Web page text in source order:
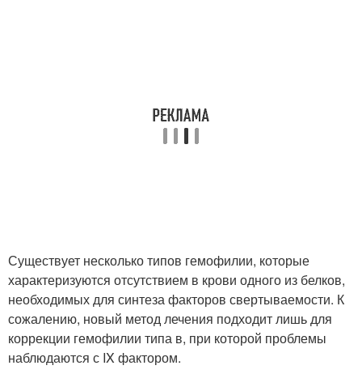
Существует несколько типов гемофилии, которые
характеризуются отсутствием в крови одного из белков,
необходимых для синтеза факторов свертываемости. К
сожалению, новый метод лечения подходит лишь для
коррекции гемофилии типа в, при которой проблемы
наблюдаются с IX фактором.